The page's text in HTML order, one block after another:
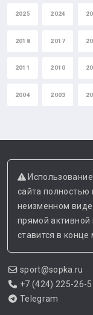
2025 2024
2018 2017
2011 2010
2004 2003
сайта полностью
неизменном
прямой активной
ставится в конце
sport@sopka.ru
+7 (424) 225-26-
Telegram